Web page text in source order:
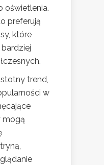
oświetlenia.
preferują
które
trend,
w
mogą